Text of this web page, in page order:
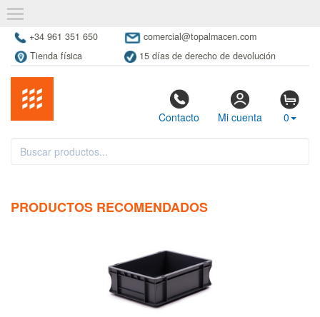
+34 961 351 650
comercial@topalmacen.com
Tienda física
15 días de derecho de devolución
Contacto Mi cuenta 0
PRODUCTOS RECOMENDADOS